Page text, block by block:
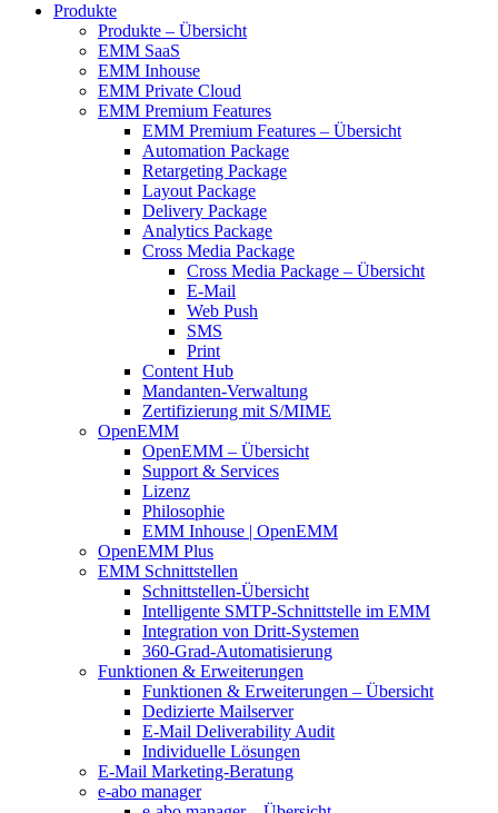
Produkte
Produkte – Übersicht
EMM SaaS
EMM Inhouse
EMM Private Cloud
EMM Premium Features
EMM Premium Features – Übersicht
Automation Package
Retargeting Package
Layout Package
Delivery Package
Analytics Package
Cross Media Package
Cross Media Package – Übersicht
E-Mail
Web Push
SMS
Print
Content Hub
Mandanten-Verwaltung
Zertifizierung mit S/MIME
OpenEMM
OpenEMM – Übersicht
Support & Services
Lizenz
Philosophie
EMM Inhouse | OpenEMM
OpenEMM Plus
EMM Schnittstellen
Schnittstellen-Übersicht
Intelligente SMTP-Schnittstelle im EMM
Integration von Dritt-Systemen
360-Grad-Automatisierung
Funktionen & Erweiterungen
Funktionen & Erweiterungen – Übersicht
Dedizierte Mailserver
E-Mail Deliverability Audit
Individuelle Lösungen
E-Mail Marketing-Beratung
e-abo manager